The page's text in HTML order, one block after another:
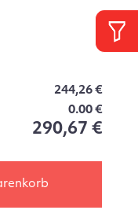
244,26 €
0.00 €
290,67 €